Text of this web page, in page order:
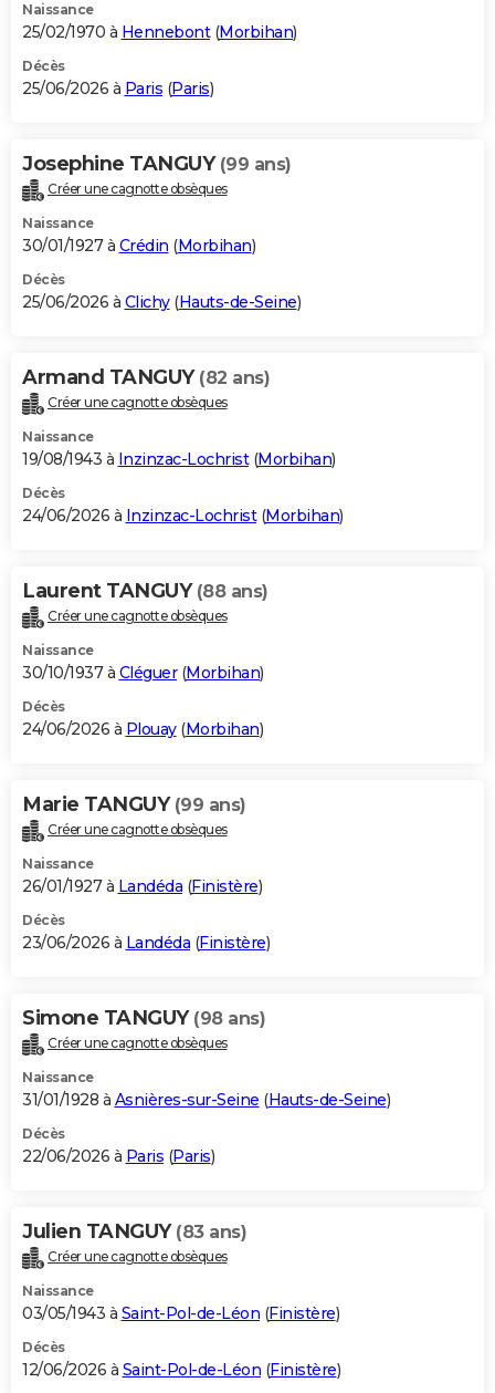
Naissance
25/02/1970 à Hennebont(Morbihan)
Décès
25/06/2026 à Paris (Paris)
Josephine TANGUY (99 ans)
Créer une cagnotte obsèques
Naissance
30/01/1927 à Crédin (Morbihan)
Décès
25/06/2026 à Clichy(Hauts-de-Seine)
Armand TANGUY (82 ans)
Créer une cagnotte obsèques
Naissance
19/08/1943 à Inzinzac-Lochrist(Morbihan)
Décès
24/06/2026 à Inzinzac-Lochrist(Morbihan)
Laurent TANGUY (88 ans)
Créer une cagnotte obsèques
Naissance
30/10/1937 à Cléguer(Morbihan)
Décès
24/06/2026 à Plouay(Morbihan)
Marie TANGUY (99 ans)
Créer une cagnotte obsèques
Naissance
26/01/1927 à Landéda (Finistère)
Décès
23/06/2026 à Landéda (Finistère)
Simone TANGUY (98 ans)
Créer une cagnotte obsèques
Naissance
31/01/1928 à Asnières-sur-Seine (Hauts-de-Seine)
Décès
22/06/2026 à Paris (Paris)
Julien TANGUY (83 ans)
Créer une cagnotte obsèques
Naissance
03/05/1943 à Saint-Pol-de-Léon (Finistère)
Décès
12/06/2026 à Saint-Pol-de-Léon (Finistère)